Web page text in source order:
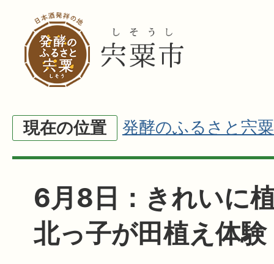
現在の位置 発酵のふるさと宍粟
6月8日：きれいに
北っ子が田植え体験